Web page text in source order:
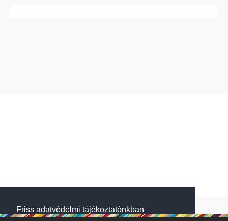
Friss adatvédelmi tájékoztatónkban